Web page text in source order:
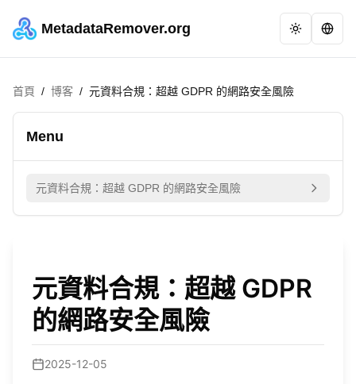
MetadataRemover.org
首頁 / 博客 / 元資料合規：超越 GDPR 的網路安全風險
Menu
元資料合規：超越 GDPR 的網路安全風險
元資料合規：超越 GDPR
的網路安全風險
2025-12-05